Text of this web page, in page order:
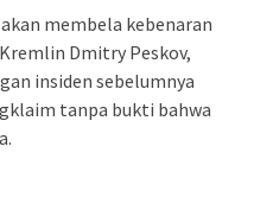
membela kebenaran
Dmitry Peskov,
insiden sebelumnya
tanpa bukti bahwa